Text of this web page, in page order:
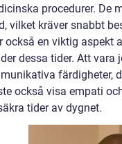
procedurer. De
vilket kräver snabbt
också en viktig aspekt
dessa tider. Att
färdigheter,
också visa empati
tider av dygnet.